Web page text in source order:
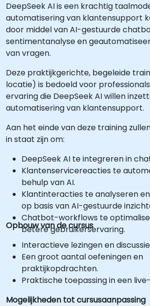
DeepSeek AI is een krachtig
automatisering van klantensupport
door middel van AI-gestuurde
sentimentanalyse en
van vragen.
Deze praktijkgerichte, begeleide
locatie) is bedoeld voor
ervaring die DeepSeek AI willen
automatisering van klantensupport.
Aan het einde van deze training
in staat zijn om:
DeepSeek AI te integreren in
Klantenservicereacties te
behulp van AI.
Klantinteracties te analyseren
op basis van AI-gestuurde
Chatbot-workflows te
betere gebruikerservaring.
Opbouw van de cursus
Interactieve lezingen en
Een groot aantal oefeningen en
praktijkopdrachten.
Praktische toepassing in een
Mogelijkheden tot cursusaanpassing